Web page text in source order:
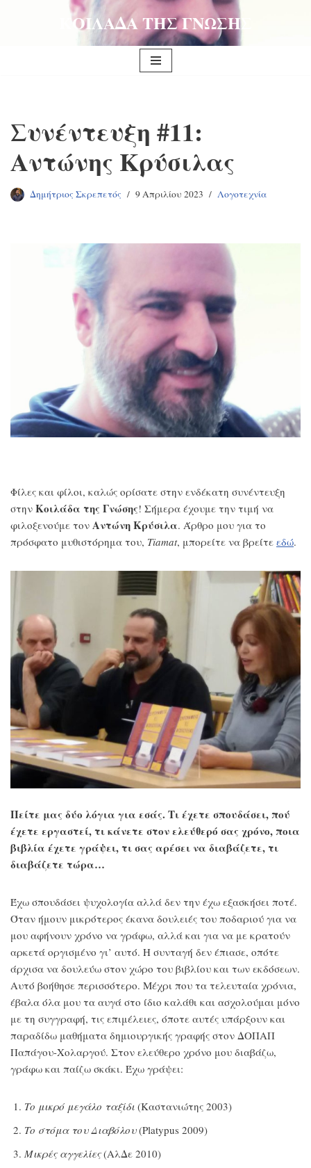
ΚΟΙΛΑΔΑ ΤΗΣ ΓΝΩΣΗΣ
Συνέντευξη #11:
Αντώνης Κρύσιλας
Δημήτριος Σκρεπετός 9 Απριλίου 2023 Λογοτεχνία
Φίλες και φίλοι, καλώς ορίσατε στην ενδέκατη συνέντευξη
στην Κοιλάδα της Γνώσης! Σήμερα έχουμε την τιμή να
φιλοξενούμε τον Αντώνη Κρύσιλα. Άρθρο μου για το
πρόσφατο μυθιστόρημα του, Tiamat, μπορείτε να βρείτε εδώ.
Πείτε μας δύο λόγια για εσάς. Τι έχετε σπουδάσει, πού
έχετε εργαστεί, τι κάνετε στον ελεύθερό σας χρόνο, ποια
βιβλία έχετε γράψει, τι σας αρέσει να διαβάζετε, τι
διαβάζετε τώρα…
Έχω σπουδάσει ψυχολογία αλλά δεν την έχω εξασκήσει ποτέ.
Όταν ήμουν μικρότερος έκανα δουλειές του ποδαριού για να
μου αφήνουν χρόνο να γράφω, αλλά και για να με κρατούν
αρκετά οργισμένο γι’ αυτό. Η συνταγή δεν έπιασε, οπότε
άρχισα να δουλεύω στον χώρο του βιβλίου και των εκδόσεων.
Αυτό βοήθησε περισσότερο. Μέχρι που τα τελευταία χρόνια,
έβαλα όλα μου τα αυγά στο ίδιο καλάθι και ασχολούμαι μόνο
με τη συγγραφή, τις επιμέλειες, όποτε αυτές υπάρξουν και
παραδίδω μαθήματα δημιουργικής γραφής στον ΔΟΠΑΠ
Παπάγου-Χολαργού. Στον ελεύθερο χρόνο μου διαβάζω,
γράφω και παίζω σκάκι. Έχω γράψει:
Το μικρό μεγάλο ταξίδι (Καστανιώτης 2003)
Το στόμα του Διαβόλου(Platypus 2009)
Μικρές αγγελίες(ΑλΔε 2010)